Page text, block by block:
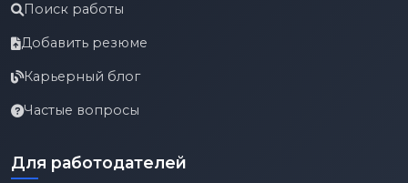
Поиск работы
Добавить резюме
Карьерный блог
Частые вопросы
Для работодателей